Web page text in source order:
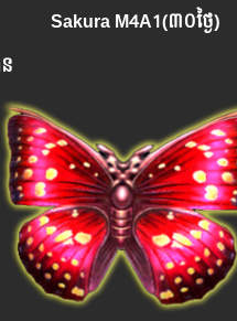
Sakura M4A1(៣០ថ្ងៃ)